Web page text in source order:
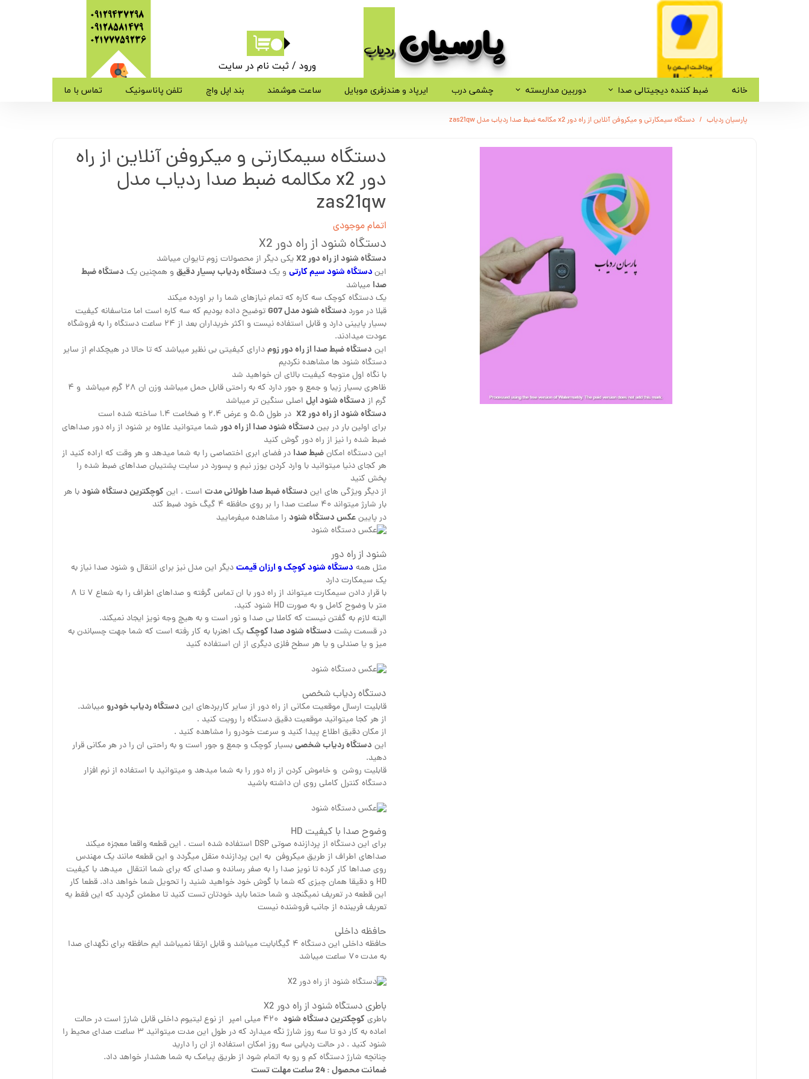
پارسیان​​​​​​​ردیاب
09129437298
09128581479
​​​​​​​02177759236
ورود /ثبت نام در سایت
حساب کاربری من
خروج از حساب کاربری
خانه ضبط کننده دیجیتالی صدا دوربین مداربسته چشمی درب ایرپاد و هندزفری موبایل ساعت هوشمند بند اپل واچ تلفن پاناسونیک تماس با ما
پارسیان ردیاب دستگاه سیمکارتی و میکروفن آنلاین از راه دور x2 مکالمه ضبط صدا ردیاب مدل zas21qw
دستگاه سیمکارتی و میکروفن آنلاین از راه
دور x2 مکالمه ضبط صدا ردیاب مدل
zas21qw
اتمام موجودی
دستگاه شنود از راه دور X2
دستگاه شنود از راه دور X2
یکی دیگر از محصولات زوم تایوان میباشد
ایندستگاه شنود سیم کارتی و یک دستگاه ردیاب بسیار دقیق و همچنین یک دستگاه ضبط
صدا میباشد
یک دستگاه کوچک سه کاره که تمام نیازهای شما را بر اورده میکند
قبلا در مورد دستگاه شنود مدل G07
توضیح داده بودیم که سه کاره است اما متاسفانه کیفیت
بسیار پایینی دارد و قابل استفاده نیست و اکثر خریداران بعد از ۲۴ ساعت دستگاه را به فروشگاه
عودت میدادند.
این دستگاه ضبط صدا از راه دور زومدارای کیفیتی بی نظیر میباشد که تا حالا در هیچکدام از سایر
دستگاه شنود ها مشاهده نکردیم
با نگاه اول متوجه کیفیت بالای ان خواهید شد
ظاهری بسیار زیبا و جمع و جور دارد که به راحتی قابل حمل میباشد وزن ان ۲۸ گرم میباشد و ۴
گرم از دستگاه شنود اپل اصلی سنگین تر میباشد
دستگاه شنود از راه دور X2
در طول ۵.۵ و عرض ۲.۴ و ضخامت ۱.۴ ساخته شده است
برای اولین بار در بین دستگاه شنود صدا از راه دور شما میتوانید علاوه بر شنود از راه دور صداهای
ضبط شده را نیز از راه دور گوش کنید
این دستگاه امکانضبط صدا در فضای ابری اختصاصی را به شما میدهد و هر وقت که اراده کنید از
هر کجای دنیا میتوانید با وارد کردن یوزر نیم و پسورد در سایت پشتیبان صداهای ضبط شده را
پخش کنید
از دیگر ویژگی های این دستگاه ضبط صدا طولانی مدت است . اینکوچکترین دستگاه شنودبا هر
بار شارژ میتواند ۴۰ ساعت صدا را بر روی حافظه ۴ گیگ خود ضبط کند
در پایینعکس دستگاه شنود را مشاهده میفرمایید
شنود از راه دور
مثل همهدستگاه شنود کوچک و ارزان قیمتدیگر این مدل نیز برای انتقال و شنود صدا نیاز به
یک سیمکارت دارد
با قرار دادن سیمکارت میتواند از راه دور با ان تماس گرفته و صداهای اطراف را به شعاع ۷ تا ۸
متر با وضوح کامل و به صورت HD شنود کنید.
البته لازم به گفتن نیست که کاملا بی صدا و نور است و به هیچ وجه نویز ایجاد نمیکند.
در قسمت پشت دستگاه شنود صدا کوچکیک اهنربا به کار رفته است که شما جهت چسباندن به
میز و یا صندلی و یا هر سطح فلزی دیگری از ان استفاده کنید
دستگاه ردیاب شخصی
قابلیت ارسال موقعیت مکانی از راه دور از سایر کاربردهای این دستگاه ردیاب خودرومیباشد.
از هر کجا میتوانید موقعیت دقیق دستگاه را رویت کنید .
از مکان دقیق اطلاع پیدا کنید و سرعت خودرو را مشاهده کنید .
این دستگاه ردیاب شخصیبسیار کوچک و جمع و جور است و به راحتی ان را در هر مکانی قرار
دهید.
قابلیت روشن و خاموش کردن از راه دور را به شما میدهد و میتوانید با استفاده از نرم افزار
دستگاه کنترل کاملی روی ان داشته باشید
وضوح صدا با کیفیت HD
برای این دستگاه از پردازنده صوتی DSP استفاده شده است . این قطعه واقعا معجزه میکند
صداهای اطراف از طریق میکروفن به این پردازنده منقل میگردد و این قطعه مانند یک مهندس
روی صداها کار کرده تا نویز صدا را به صفر رسانده و صدای که برای شما انتقال میدهد با کیفیت
HD و دقیقا همان چیزی که شما با گوش خود خواهید شنید را تحویل شما خواهد داد. قطعا کار
این قطعه در تعریف نمیگنجد و شما حتما باید خودتان تست کنید تا مطمئن گردید که این فقط یه
تعریف فریبنده از جانب فروشنده نیست
حافظه داخلی
حافظه داخلی این دستگاه ۴ گیگابایت میباشد و قابل ارتقا نمیباشد ایم حافظه برای نگهدای صدا
به مدت ۷۰ ساعت میباشد
باطری دستگاه شنود از راه دور X2
باطریکوچکترین دستگاه شنود
۴۲۰ میلی امپر از نوع لیتیوم داخلی قابل شارژ است در حالت
اماده به کار دو تا سه روز شارژ نگه میدارد که در طول این مدت میتوانید ۳ ساعت صدای محیط را
شنود کنید . در حالت ردیابی سه روز امکان استفاده از ان را دارید
چنانچه شارژ دستگاه کم و رو به اتمام شود از طریق پیامک به شما هشدار خواهد داد.
ضمانت محصول : 24 ساعت مهلت تست